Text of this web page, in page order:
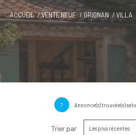
ACCUEIL VENTE NEUF GRIGNAN VILLA
7 Annonce(s) trouvée(s)
Trier par Les plus récentes